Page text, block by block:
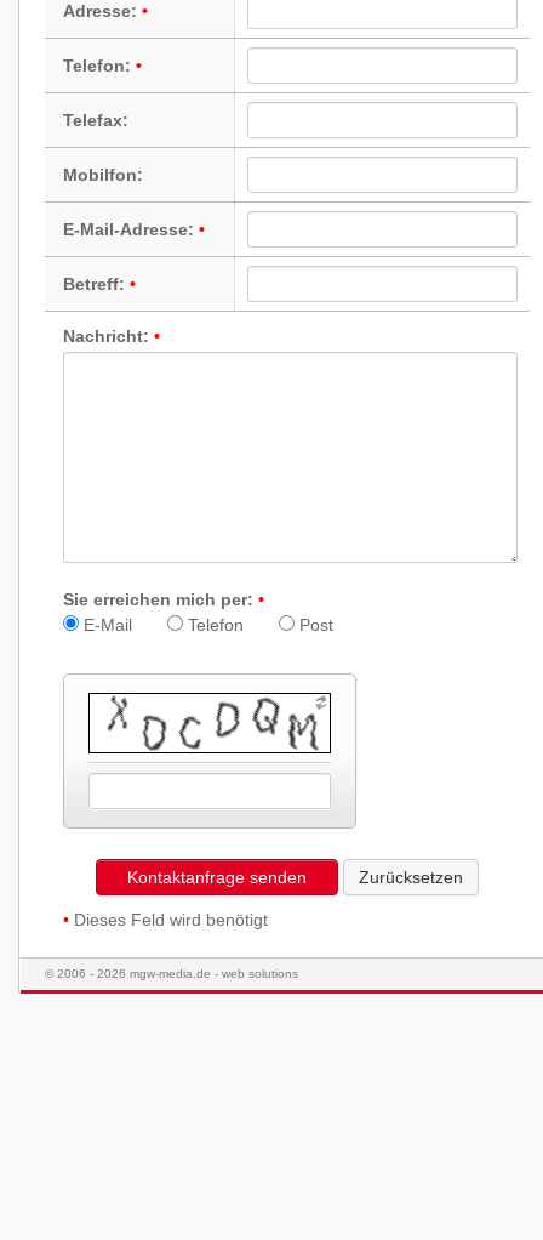
Adresse:
Telefon:
Telefax:
Mobilfon:
E-Mail-Adresse:
Betreff:
Nachricht:
Sie erreichen mich per:
E-Mail
Telefon Post
Kontaktanfrage senden Zurücksetzen
• Dieses Feld wird benötigt
© 2006 - 2026 mgw-media.de - web solutions